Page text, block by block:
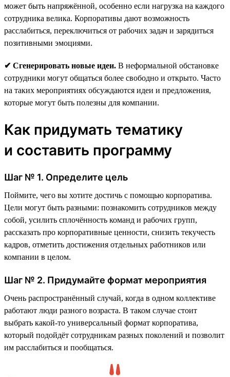
может быть напряжённой, особенно если нагрузка на каждого
сотрудника велика. Корпоративы дают возможность
расслабиться, переключиться от рабочих задач и зарядиться
позитивными эмоциями.
✔ Сгенерировать новые идеи. В неформальной обстановке
сотрудники могут общаться более свободно и открыто. Часто
на таких мероприятиях обсуждаются идеи и предложения,
которые могут быть полезны для компании.
Как придумать тематику
и составить программу
Шаг № 1. Определите цель
Поймите, чего вы хотите достичь с помощью корпоратива.
Цели могут быть разными: познакомить сотрудников между
собой, усилить сплочённость команд и рабочих групп,
рассказать про корпоративные ценности, снизить текучесть
кадров, отметить достижения отдельных работников или
компании в целом.
Шаг № 2. Придумайте формат мероприятия
Очень распространённый случай, когда в одном коллективе
работают люди разного возраста. В таком случае стоит
выбрать какой-то универсальный формат корпоратива,
который подойдёт сотрудникам разных поколений и позволит
им расслабиться и пообщаться.